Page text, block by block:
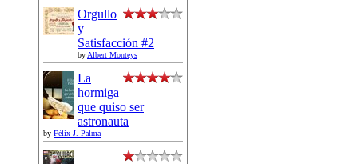
Orgullo
y
Satisfacción #2
by Albert Monteys
La
hormiga
que quiso ser
astronauta
by Félix J. Palma